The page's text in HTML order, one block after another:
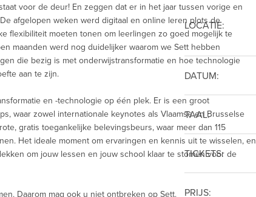
LOCATIE:
DATUM:
TAAL:
TICKETS:
PRIJS:
voor de deur! En zeggen dat er in het jaar tussen vorige en
afgelopen weken werd digitaal en online leren plots de
flexibiliteit moeten tonen om leerlingen zo goed mogelijk te
maanden werd nog duidelijker waarom we Sett hebben
die bezig is met onderwijstransformatie en hoe technologie
aan te zijn.
en -technologie op één plek. Er is een groot
waar zowel internationale keynotes als Vlaamse en Brusselse
gratis toegankelijke belevingsbeurs, waar meer dan 115
Het ideale moment om ervaringen en kennis uit te wisselen, en
om jouw lessen en jouw school klaar te stomen voor de
Daarom mag ook u niet ontbreken op Sett.